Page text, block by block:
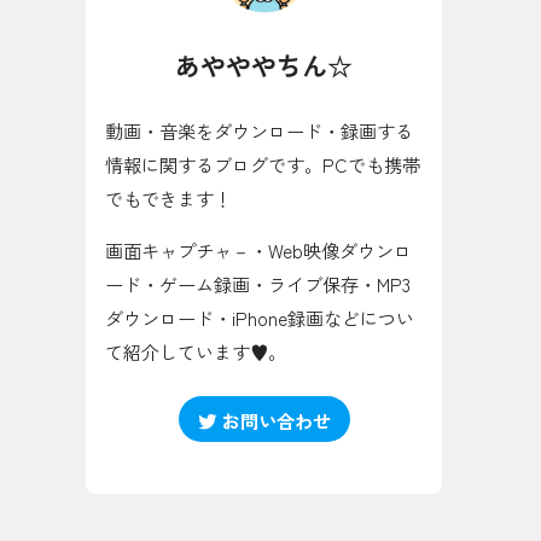
あやややちん☆
動画・音楽をダウンロード・録画する
情報に関するブログです。PCでも携帯
でもできます！
画面キャプチャ－・Web映像ダウンロ
ード・ゲーム録画・ライブ保存・MP3
ダウンロード・iPhone録画などについ
て紹介しています♥。
お問い合わせ